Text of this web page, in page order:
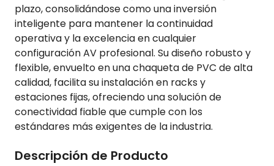
plazo, consolidándose como una inversión
inteligente para mantener la continuidad
operativa y la excelencia en cualquier
configuración AV profesional. Su diseño robusto y
flexible, envuelto en una chaqueta de PVC de alta
calidad, facilita su instalación en racks y
estaciones fijas, ofreciendo una solución de
conectividad fiable que cumple con los
estándares más exigentes de la industria.
Descripción de Producto